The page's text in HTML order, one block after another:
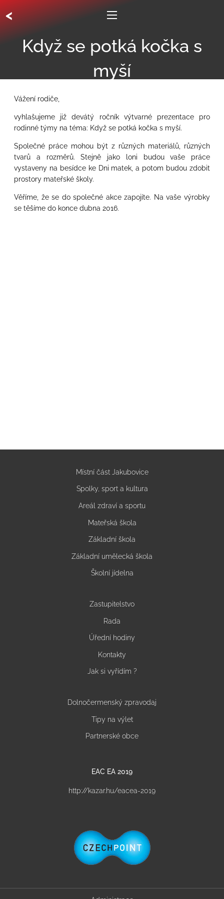
<
Když se potká kočka s
myší
Vážení rodiče,
vyhlašujeme již devátý ročník výtvarné prezentace pro
rodinné týmy na téma: Když se potká kočka s myší.
Společné práce mohou být z různých materiálů, různých
tvarů a rozměrů. Stejně jako loni budou vaše práce
vystaveny na besídce ke Dni matek, a potom budou zdobit
prostory mateřské školy.
Věříme, že se do společné akce zapojíte. Na vaše výrobky
se těšíme do konce dubna 2016.
Místní část Jakubovice
Spolky, sport a kultura
Areál zdraví a sportu
Mateřská škola
Základní škola
Základní umělecká škola
Školní jídelna
Zastupitelstvo
Rada
Úřední hodiny
Kontakty
Jak si vyřídím ?
Dolnočermenský zpravodaj
Tipy na výlet
Partnerské obce
EAC EA 2019
http://kazar.hu/eacea-2019